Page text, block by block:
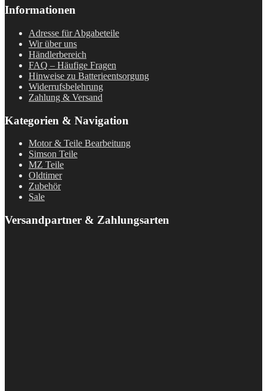
Informationen
Adresse für Abgabeteile
Wir über uns
Händlerbereich
FAQ – Häufige Fragen
Hinweise zu Batterieentsorgung
Widerrufsbelehrung
Zahlung & Versand
Kategorien & Navigation
Motor & Teile Bearbeitung
Simson Teile
MZ Teile
Oldtimer
Zubehör
Sale
Versandpartner & Zahlungsarten